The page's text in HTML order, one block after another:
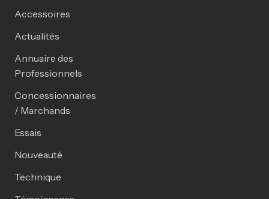
Accessoires
Actualités
Annuaire des
Professionnels
Concessionnaires
/ Marchands
Essais
Nouveauté
Technique